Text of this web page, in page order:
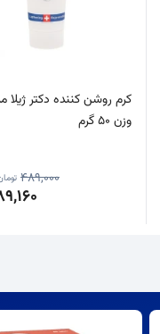
وزن 50 گرم
489,000